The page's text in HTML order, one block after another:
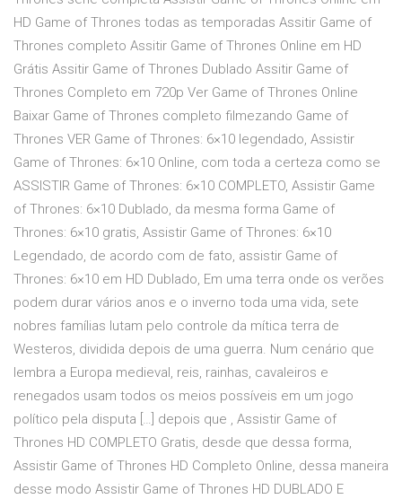
HD Game of Thrones todas as temporadas Assitir Game of
Thrones completo Assitir Game of Thrones Online em HD
Grátis Assitir Game of Thrones Dublado Assitir Game of
Thrones Completo em 720p Ver Game of Thrones Online
Baixar Game of Thrones completo filmezando Game of
Thrones VER Game of Thrones: 6×10 legendado, Assistir
Game of Thrones: 6×10 Online, com toda a certeza como se
ASSISTIR Game of Thrones: 6×10 COMPLETO, Assistir Game
of Thrones: 6×10 Dublado, da mesma forma Game of
Thrones: 6×10 gratis, Assistir Game of Thrones: 6×10
Legendado, de acordo com de fato, assistir Game of
Thrones: 6×10 em HD Dublado, Em uma terra onde os verões
podem durar vários anos e o inverno toda uma vida, sete
nobres famílias lutam pelo controle da mítica terra de
Westeros, dividida depois de uma guerra. Num cenário que
lembra a Europa medieval, reis, rainhas, cavaleiros e
renegados usam todos os meios possíveis em um jogo
político pela disputa […] depois que , Assistir Game of
Thrones HD COMPLETO Gratis, desde que dessa forma,
Assistir Game of Thrones HD Completo Online, dessa maneira
desse modo Assistir Game of Thrones HD DUBLADO E